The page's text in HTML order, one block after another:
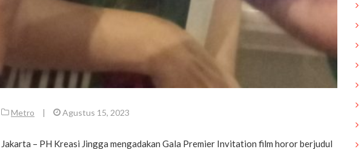
Metro | Agustus 15, 2023
Jakarta – PH Kreasi Jingga mengadakan Gala Premier Invitation film horor berjudul